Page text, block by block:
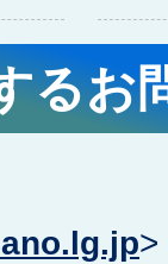
るお
>